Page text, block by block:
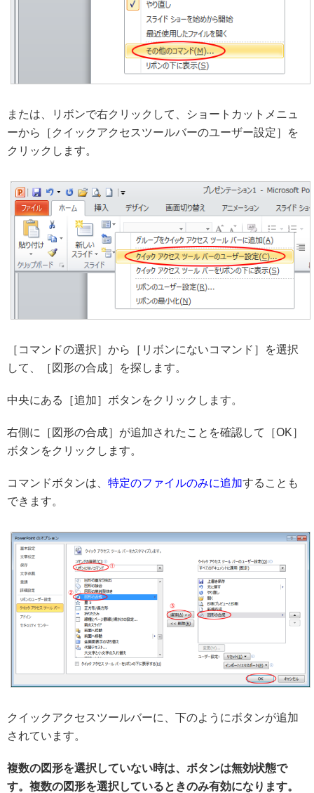
または、リボンで右クリックして、ショートカットメニュ
ーから［クイックアクセスツールバーのユーザー設定］を
クリックします。
［コマンドの選択］から［リボンにないコマンド］を選択
して、［図形の合成］を探します。
中央にある［追加］ボタンをクリックします。
右側に［図形の合成］が追加されたことを確認して［OK］
ボタンをクリックします。
コマンドボタンは、 特定のファイルのみに追加することも
できます。
クイックアクセスツールバーに、下のようにボタンが追加
されています。
複数の図形を選択していない時は、ボタンは無効状態で
す。複数の図形を選択しているときのみ有効になります。